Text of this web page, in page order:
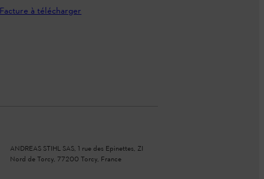
Facture à télécharger
ANDREAS STIHL SAS, 1 rue des Epinettes, ZI
Nord de Torcy, 77200 Torcy, France